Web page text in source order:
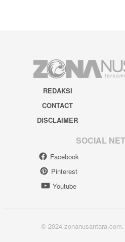
REDAKSI
CONTACT
DISCLAIMER
SOCIAL
Facebook
Pinterest
Youtube
© 2024